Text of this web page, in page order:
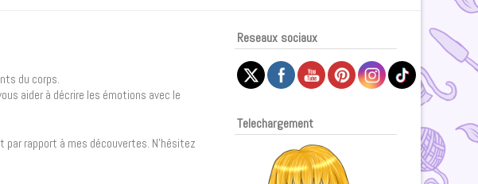
du corps.
aider à décrire les émotions avec le
rapport à mes découvertes. N’hésitez
Reseaux sociaux
Telechargement